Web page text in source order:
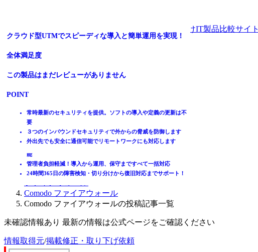
法人向けIT製品比較サイト
ホーム
製品を探す
ランキングから探す
記事を読む
掲載について
イベントでリード獲得
動画で学ぶ
IT製品比較TOP
ネットワークセキュリティ
Comodo ファイアウォール
Comodo ファイアウォールの投稿記事一覧
未確認情報あり 最新の情報は公式ページをご確認ください
情報取得元/掲載修正・取り下げ依頼
ファイアウォールの構築、運用、保守まで対応
全体満足度
☆☆☆☆☆
★★★★★3.7
POINT
業界最多クラスのセキュリティ機能の中から独自のカスタムが可
能
管理者負担軽減！導入から運用、保守まですべて一括対応
24時間365日の障害検知・切り分けから復旧対応までサポート！
クラウド型UTMでスピーディな導入と簡単運用を実現！
全体満足度
この製品はまだレビューがありません
POINT
常時最新のセキュリティを提供。ソフトの導入や定義の更新は不
要
３つのインバウンドセキュリティで外からの脅威を防御します
外出先でも安全に通信可能でリモートワークにも対応します